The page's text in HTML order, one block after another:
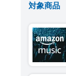
対象商品